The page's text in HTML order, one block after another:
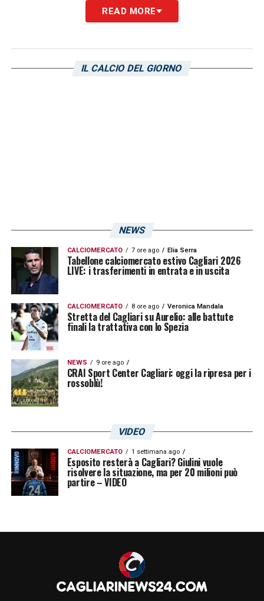
READ MORE
IL CALCIO DEL GIORNO
NEWS
CALCIOMERCATO 7 ore ago Elia Serra
Tabellone calciomercato estivo Cagliari 2026
LIVE: i trasferimenti in entrata e in uscita
CALCIOMERCATO 8 ore ago Veronica Mandala
Stretta del Cagliari su Aurelio: alle battute
finali la trattativa con lo Spezia
NEWS 9 ore ago
CRAI Sport Center Cagliari: oggi la ripresa per i
rossoblù!
VIDEO
CALCIOMERCATO 1 settimana ago
Esposito resterà a Cagliari? Giulini vuole
risolvere la situazione, ma per 20 milioni può
partire – VIDEO